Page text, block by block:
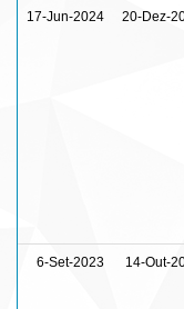
17-Jun-2024 20-Dez-
6-Set-2023 14-Out-